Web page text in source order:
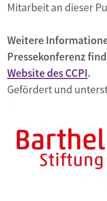
Mitarbeit an dieser
Weitere
Pressekonferenz
Website des CCPI.
Gefördert und